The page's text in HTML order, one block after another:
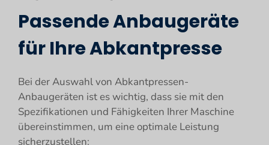
Passende Anbaugeräte
für Ihre Abkantpresse
Bei der Auswahl von Abkantpressen-
Anbaugeräten ist es wichtig, dass sie mit den
Spezifikationen und Fähigkeiten Ihrer Maschine
übereinstimmen, um eine optimale Leistung
sicherzustellen: